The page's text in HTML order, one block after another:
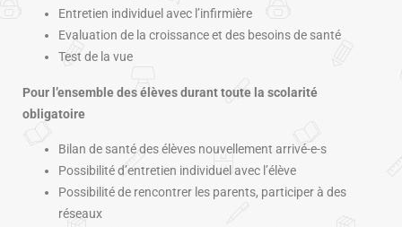
Entretien individuel avec l’infirmière
Evaluation de la croissance et des besoins de santé
Test de la vue
Pour l’ensemble des élèves durant toute la scolarité
obligatoire
Bilan de santé des élèves nouvellement arrivé-e-s
Possibilité d’entretien individuel avec l’élève
Possibilité de rencontrer les parents, participer à des
réseaux